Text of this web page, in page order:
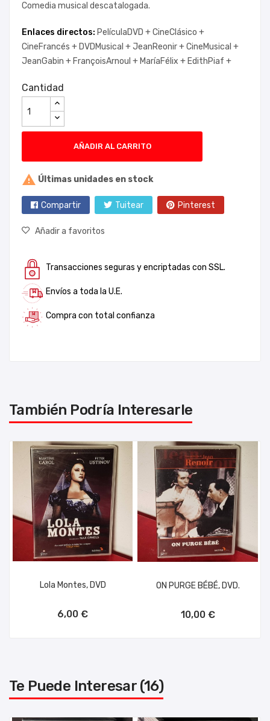
Comedia musical descatalogada.
Enlaces directos: PelículaDVD +CineClásico +
CineFrancés + DVDMusical +JeanReonir +CineMusical +
JeanGabin + FrançoisArnoul + MaríaFélix + EdithPiaf +
Cantidad
AÑADIR AL CARRITO
 Últimas unidades en stock
Compartir Tuitear Pinterest
Añadir a favoritos
Transacciones seguras y encriptadas con SSL.
Envíos a toda la U.E.
Compra con total confianza
También Podría Interesarle
Lola Montes, DVD
6,00 €
ON PURGE BÉBÉ, DVD.
10,00 €
Te Puede Interesar (16)